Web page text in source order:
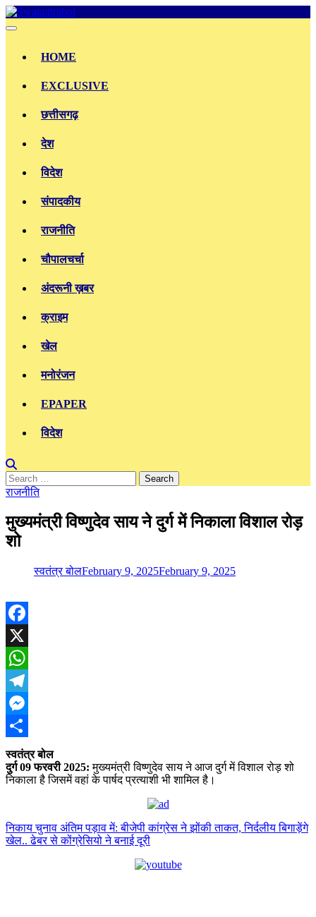
Skip
to
HOME
EXCLUSIVE
छत्तीसगढ़
देश
विदेश
संपादकीय
राजनीति
चौपालचर्चा
अंदरूनी ख़बर
क्राइम
खेल
मनोरंजन
EPAPER
विदेश
Search
for:
राजनीति
मुख्यमंत्री विष्णुदेव साय ने दुर्ग में निकाला विशाल रोड़
शो
स्वतंत्र बोलFebruary 9, 2025February 9, 2025
Facebook
X
WhatsApp
Telegram
Messenger
Share
स्वतंत्र बोल
दुर्ग 09 फरवरी 2025: मुख्यमंत्री विष्णुदेव साय ने आज दुर्ग में विशाल रोड़ शो
निकाला है जिसमें वहां के पार्षद प्रत्याशी भी शामिल है।
निकाय चुनाव अंतिम पड़ाव में: बीजेपी कांग्रेस ने झोंकी ताकत, निर्दलीय बिगाड़ेंगे
खेल.. ढेबर से कोंग्रेसियो ने बनाई दूरी